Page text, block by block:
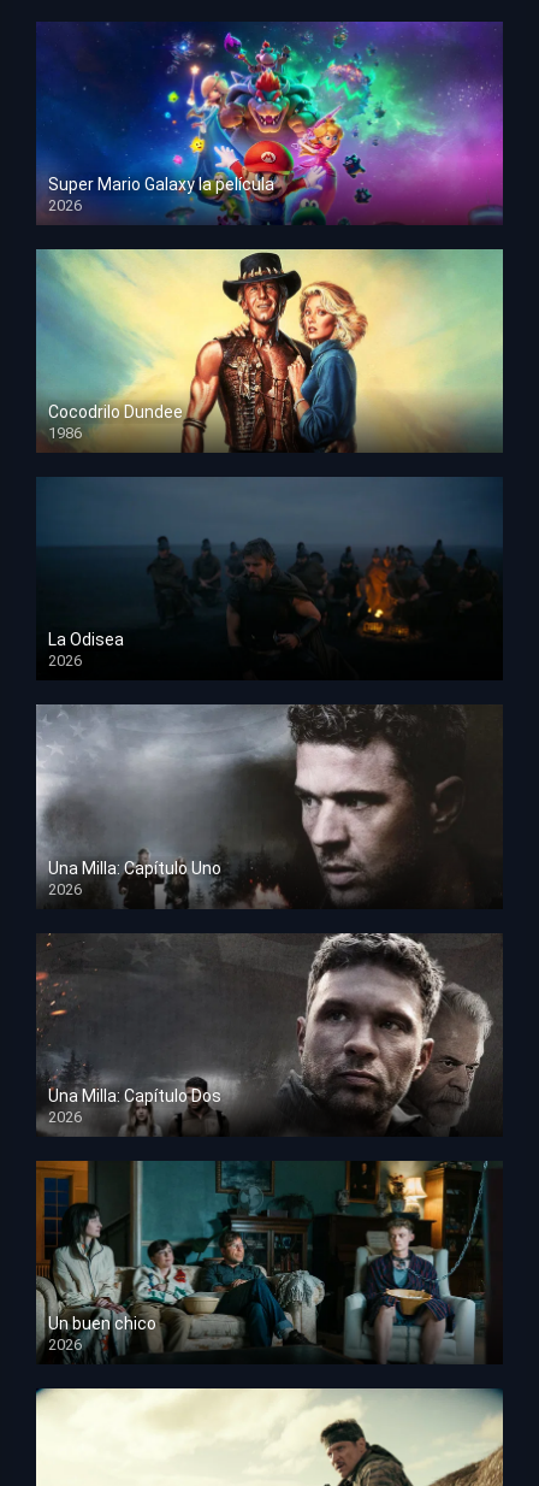
Super Mario Galaxy la película
2026
HD 1080p
Cocodrilo Dundee
1986
HD 1080p
La Odisea
2026
TS Screener
Una Milla: Capítulo Uno
2026
HD 1080p
Una Milla: Capítulo Dos
2026
HD 1080p
Un buen chico
2026
HD 1080p